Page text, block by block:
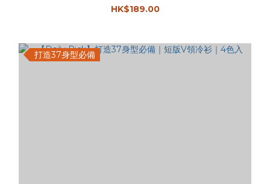
HK$189.00
打造37身型必備